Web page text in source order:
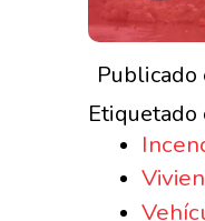
Publicado
Etiquetado